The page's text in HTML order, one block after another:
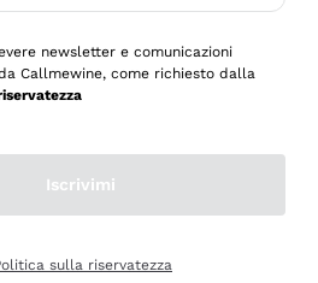
newsletter e comunicazioni
Callmewine, come richiesto dalla
Iscrivimi
sulla riservatezza